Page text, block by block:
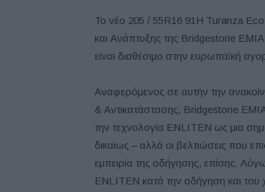
Το νέο 205 / 55R16 91H Turanza
και Ανάπτυξης της Bridgestone
είναι διαθέσιμο στην ευρωπαϊκή
Αναφερόμενος σε αυτήν την
& Αντικατάστασης, Bridgestone
την τεχνολογία ENLITEN ως μια
δικαίως – αλλά οι βελτιώσεις που
εμπειρία της οδήγησης, επίσης.
ENLITEN κατά την οδήγηση και